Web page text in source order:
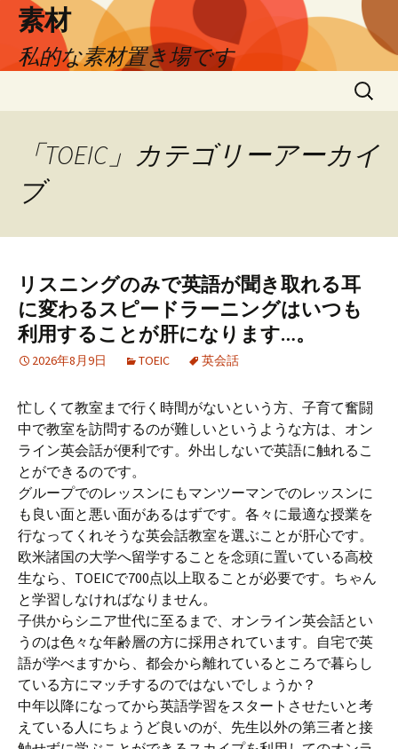
素材
私的な素材置き場です
検
「TOEIC」カテゴリーアーカイ
ブ
リスニングのみで英語が聞き取れる耳
に変わるスピードラーニングはいつも
利用することが肝になります…。
2026年8月9日 TOEIC 英会話
忙しくて教室まで行く時間がないという方、子育て奮闘
中で教室を訪問するのが難しいというような方は、オン
ライン英会話が便利です。外出しないで英語に触れるこ
とができるのです。
グループでのレッスンにもマンツーマンでのレッスンに
も良い面と悪い面があるはずです。各々に最適な授業を
行なってくれそうな英会話教室を選ぶことが肝心です。
欧米諸国の大学へ留学することを念頭に置いている高校
生なら、TOEICで700点以上取ることが必要です。ちゃん
と学習しなければなりません。
子供からシニア世代に至るまで、オンライン英会話とい
うのは色々な年齢層の方に採用されています。自宅で英
語が学べますから、都会から離れているところで暮らし
ている方にマッチするのではないでしょうか？
中年以降になってから英語学習をスタートさせたいと考
えている人にちょうど良いのが、先生以外の第三者と接